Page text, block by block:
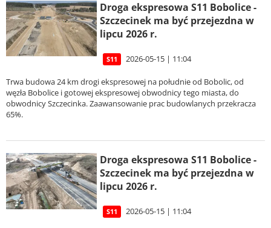
Droga ekspresowa S11 Bobolice -
Szczecinek ma być przejezdna w
lipcu 2026 r.
S11 2026-05-15 | 11:04
Trwa budowa 24 km drogi ekspresowej na południe od Bobolic, od
węzła Bobolice i gotowej ekspresowej obwodnicy tego miasta, do
obwodnicy Szczecinka. Zaawansowanie prac budowlanych przekracza
65%.
Droga ekspresowa S11 Bobolice -
Szczecinek ma być przejezdna w
lipcu 2026 r.
S11 2026-05-15 | 11:04